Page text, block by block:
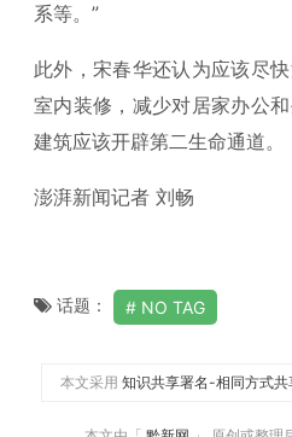
系等。”
此外，宋春华还认为应该尽
室内装修，减少对居家办公
建筑应该开辟第二生命通道。
澎湃新闻记者 刘畅
话题： NO TAG
本文采用 知识共享署名-相同方式